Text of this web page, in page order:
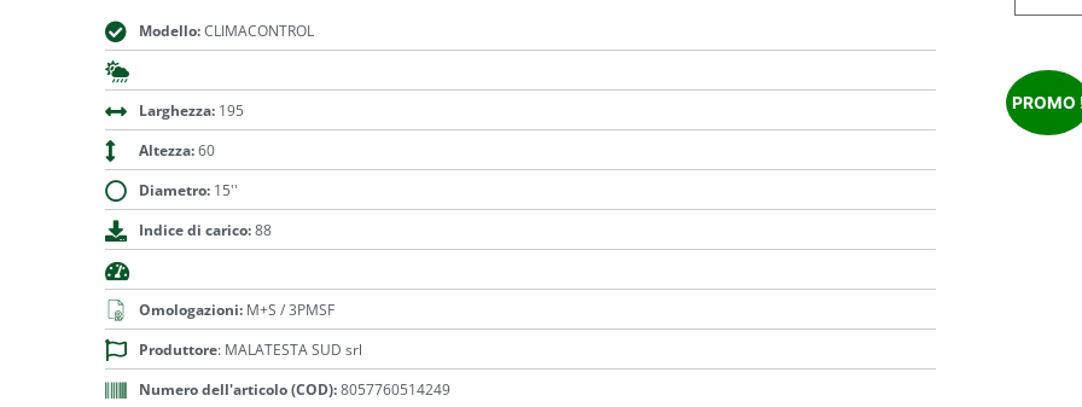
Modello:CLIMACONTROL
Larghezza:195
Altezza:60
Diametro:15''
Indice di carico:88
Omologazioni:M+S / 3PMSF
Produttore: MALATESTA SUD srl
Numero dell'articolo (COD):8057760514249
PROMO